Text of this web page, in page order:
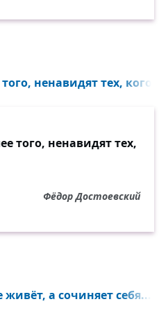
ненавидят тех, кого
того, ненавидят тех,
Фёдор Достоевский
а сочиняет себя...